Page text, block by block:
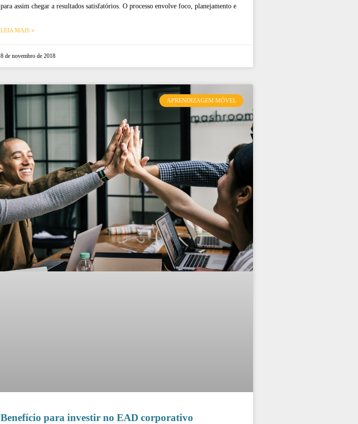
para assim chegar a resultados satisfatórios. O processo envolve foco, planejamento e
LEIA MAIS »
8 de novembro de 2018
APRENDIZAGEM MÓVEL
Benefício para investir no EAD corporativo